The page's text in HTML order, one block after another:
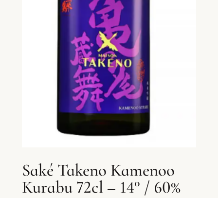
Saké Takeno Kamenoo
Kurabu 72cl – 14° / 60%